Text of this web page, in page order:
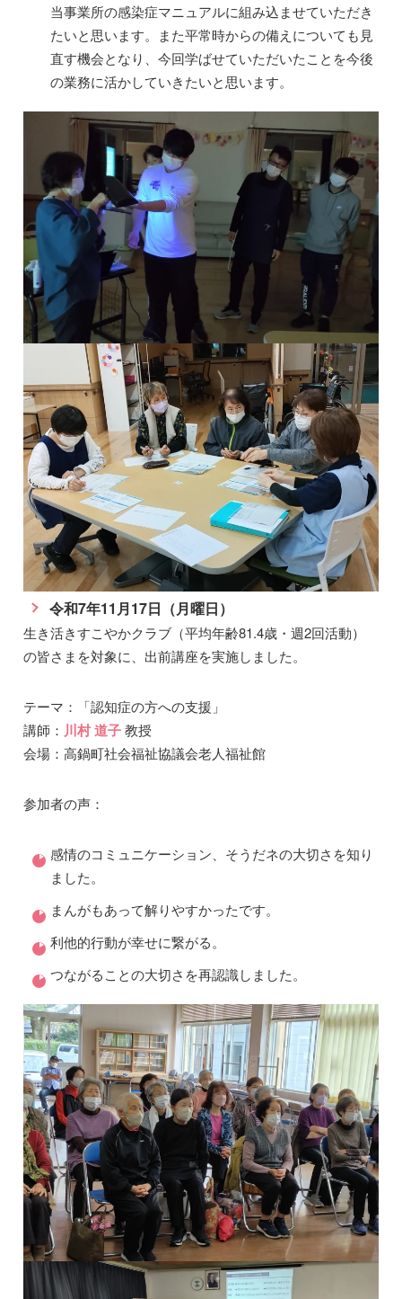
当事業所の感染症マニュアルに組み込ませていただき
たいと思います。また平常時からの備えについても見
直す機会となり、今回学ばせていただいたことを今後
の業務に活かしていきたいと思います。
令和7年11月17日（月曜日）
生き活きすこやかクラブ（平均年齢81.4歳・週2回活動）
の皆さまを対象に、出前講座を実施しました。
テーマ：「認知症の方への支援」
講師： 川村 道子教授
会場：高鍋町社会福祉協議会老人福祉館
参加者の声：
感情のコミュニケーション、そうだネの大切さを知り
ました。
まんがもあって解りやすかったです。
利他的行動が幸せに繋がる。
つながることの大切さを再認識しました。